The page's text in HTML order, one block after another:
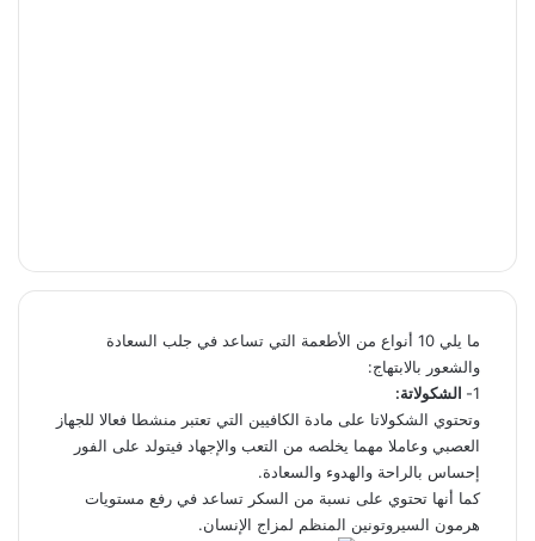
ما يلي 10 أنواع من الأطعمة التي تساعد في جلب السعادة
والشعور بالابتهاج:
1-
الشكولاتة:
وتحتوي الشكولاتا على مادة الكافيين التي تعتبر منشطا فعالا للجهاز
العصبي وعاملا مهما يخلصه من التعب والإجهاد فيتولد على الفور
إحساس بالراحة والهدوء والسعادة.
كما أنها تحتوي على نسبة من السكر تساعد في رفع مستويات
هرمون السيروتونين المنظم لمزاج الإنسان.